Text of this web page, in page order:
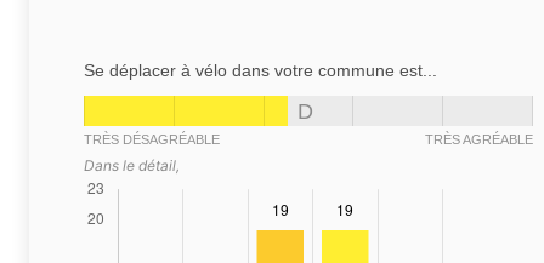
Se déplacer à vélo dans votre commune est...
D
TRÈS DÉSAGRÉABLE TRÈS AGRÉABLE
Dans le détail,